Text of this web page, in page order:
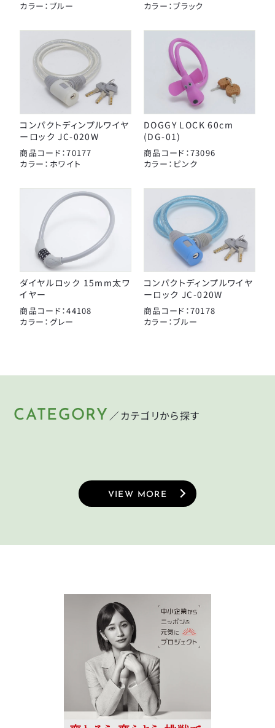
カラー：ブルー
カラー：ブラック
コンパクトディンプルワイヤ
ーロック JC-020W
商品コード：70177
カラー：ホワイト
DOGGY LOCK 60cm
(DG-01)
商品コード：73096
カラー：ピンク
ダイヤルロック 15mm太ワ
イヤー
商品コード：44108
カラー：グレー
コンパクトディンプルワイヤ
ーロック JC-020W
商品コード：70178
カラー：ブルー
CATEGORY ／カテゴリから探す
HELMET LIGHT
VIEW MORE